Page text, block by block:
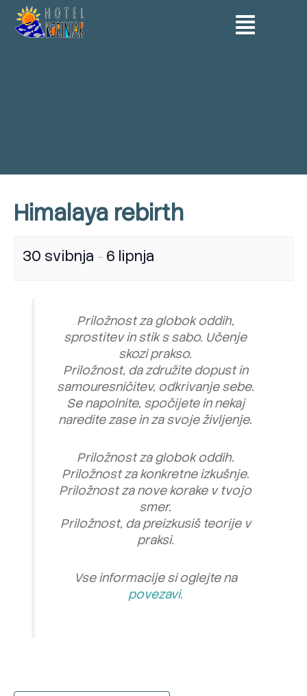
content
Menu
Himalaya rebirth
30 svibnja – 6 lipnja
Priložnost za globok oddih,
sprostitev in stik s sabo. Učenje
skozi prakso.
Priložnost, da združite dopust in
samouresničitev, odkrivanje sebe.
Se napolnite, spočijete in nekaj
naredite zase in za svoje življenje.
Priložnost za globok oddih.
Priložnost za konkretne izkušnje.
Priložnost za nove korake v tvojo
smer.
Priložnost, da preizkusiš teorije v
praksi.
Vse informacije si oglejte na
povezavi.